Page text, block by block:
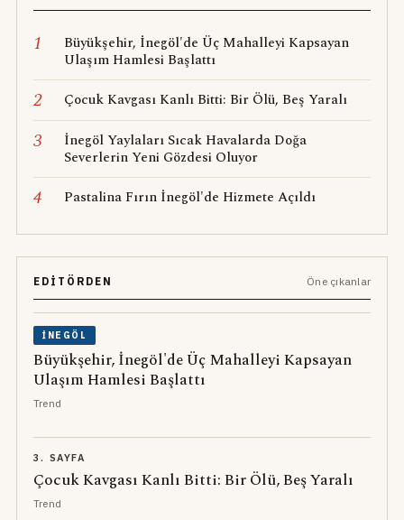
1
Büyükşehir, İnegöl'de Üç Mahalleyi Kapsayan
Ulaşım Hamlesi Başlattı
2 Çocuk Kavgası Kanlı Bitti: Bir Ölü, Beş Yaralı
3
İnegöl Yaylaları Sıcak Havalarda Doğa
Severlerin Yeni Gözdesi Oluyor
4 Pastalina Fırın İnegöl'de Hizmete Açıldı
EDITÖRDEN Öne çıkanlar
İNEGÖL
Büyükşehir, İnegöl'de Üç Mahalleyi Kapsayan
Ulaşım Hamlesi Başlattı
Trend
3. SAYFA
Çocuk Kavgası Kanlı Bitti: Bir Ölü, Beş Yaralı
Trend